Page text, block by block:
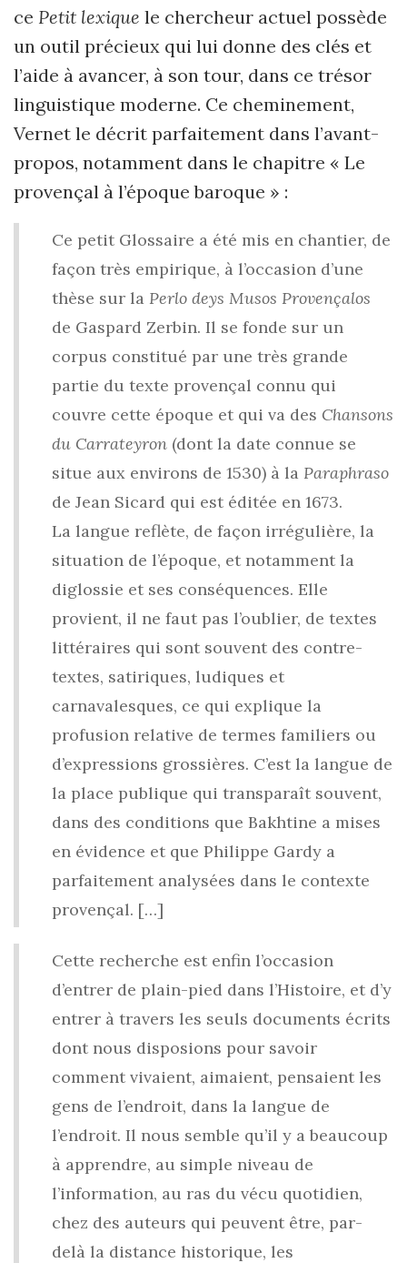
ce Petit lexique le chercheur actuel possède
un outil précieux qui lui donne des clés et
l’aide à avancer, à son tour, dans ce trésor
linguistique moderne. Ce cheminement,
Vernet le décrit parfaitement dans l’avant-
propos, notamment dans le chapitre « Le
provençal à l’époque baroque » :
Ce petit Glossaire a été mis en chantier, de
façon très empirique, à l’occasion d’une
thèse sur la Perlo deys Musos Provençalos
de Gaspard Zerbin. Il se fonde sur un
corpus constitué par une très grande
partie du texte provençal connu qui
couvre cette époque et qui va des Chansons
du Carrateyron (dont la date connue se
situe aux environs de 1530) à la Paraphraso
de Jean Sicard qui est éditée en 1673.
La langue reflète, de façon irrégulière, la
situation de l’époque, et notamment la
diglossie et ses conséquences. Elle
provient, il ne faut pas l’oublier, de textes
littéraires qui sont souvent des contre-
textes, satiriques, ludiques et
carnavalesques, ce qui explique la
profusion relative de termes familiers ou
d’expressions grossières. C’est la langue de
la place publique qui transparaît souvent,
dans des conditions que Bakhtine a mises
en évidence et que Philippe Gardy a
parfaitement analysées dans le contexte
provençal. […]
Cette recherche est enfin l’occasion
d’entrer de plain-pied dans l’Histoire, et d’y
entrer à travers les seuls documents écrits
dont nous disposions pour savoir
comment vivaient, aimaient, pensaient les
gens de l’endroit, dans la langue de
l’endroit. Il nous semble qu’il y a beaucoup
à apprendre, au simple niveau de
l’information, au ras du vécu quotidien,
chez des auteurs qui peuvent être, par-
delà la distance historique, les